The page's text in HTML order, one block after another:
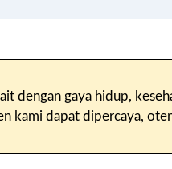
dengan gaya hidup,
kami dapat dipercaya,